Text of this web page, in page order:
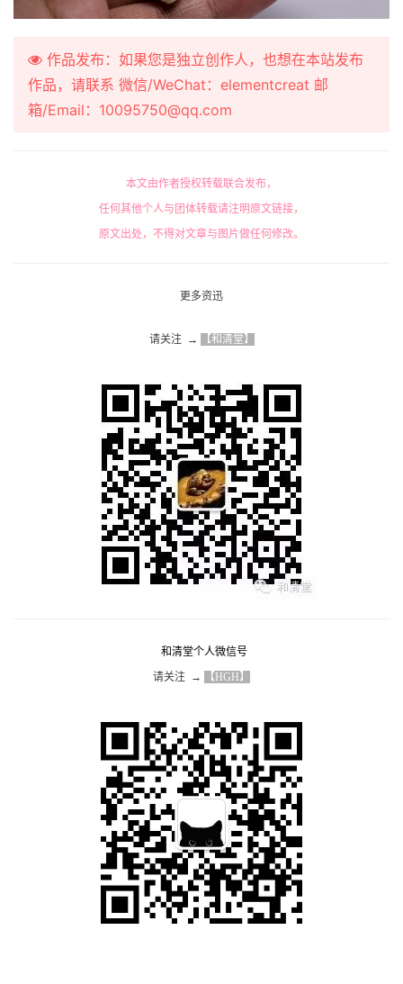
作品发布：如果您是独立创作人，也想在本站发布
作品，请联系 微信/WeChat：elementcreat 邮
箱/Email：10095750@qq.com
本文由作者授权转载联合发布，
任何其他个人与团体转载请注明原文链接，
原文出处，不得对文章与图片做任何修改。
更多资迅
请关注  → 【和清堂】
和清堂个人微信号
请关注  → 【HGH】